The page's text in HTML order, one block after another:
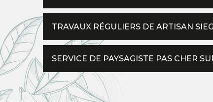
TRAVAUX RÉGULIERS DE ARTISAN
SERVICE DE PAYSAGISTE PAS CHER